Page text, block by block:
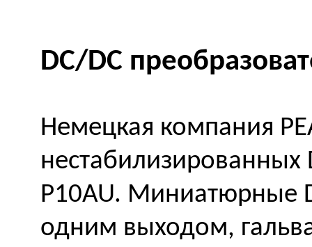
DC/DC
Немецкая компания
нестабилизированных
P10AU. Миниатюрные
одним выходом,